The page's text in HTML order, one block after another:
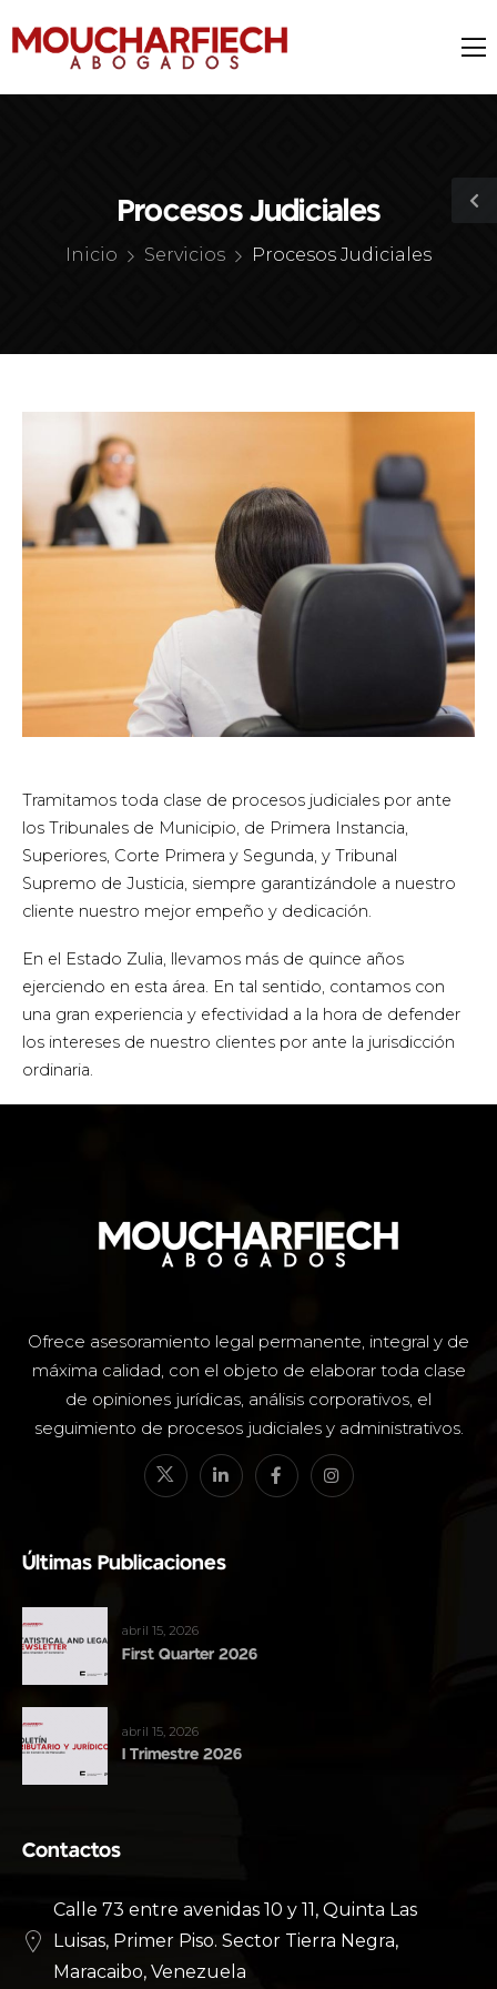
Procesos Judiciales
Inicio Servicios Procesos Judiciales
Tramitamos toda clase de procesos judiciales por ante
los Tribunales de Municipio, de Primera Instancia,
Superiores, Corte Primera y Segunda, y Tribunal
Supremo de Justicia, siempre garantizándole a nuestro
cliente nuestro mejor empeño y dedicación.
En el Estado Zulia, llevamos más de quince años
ejerciendo en esta área. En tal sentido, contamos con
una gran experiencia y efectividad a la hora de defender
los intereses de nuestro clientes por ante la jurisdicción
ordinaria.
Ofrece asesoramiento legal permanente, integral y de
máxima calidad, con el objeto de elaborar toda clase
de opiniones jurídicas, análisis corporativos, el
seguimiento de procesos judiciales y administrativos.
Últimas Publicaciones
abril 15, 2026
First Quarter 2026
abril 15, 2026
I Trimestre 2026
Contactos
Calle 73 entre avenidas 10 y 11, Quinta Las
Luisas, Primer Piso. Sector Tierra Negra,
Maracaibo, Venezuela